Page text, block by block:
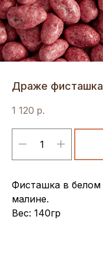
Драже
1 120 р.
Фисташка в
малине.
Вес: 140гр